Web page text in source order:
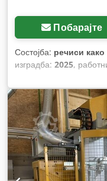
Побарајте
Состојба: речиси
изградба: 2025,
должина на
гаранцијата:6 месеци
висина:3.350 мм, тип
Ознака CE,